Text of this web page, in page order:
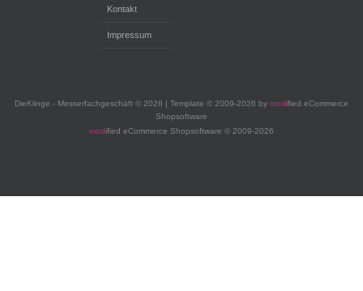
Kontakt
Impressum
DieKlinge - Messerfachgeschäft © 2026 | Template © 2009-2026 by modified eCommerce
Shopsoftware
modified eCommerce Shopsoftware © 2009-2026